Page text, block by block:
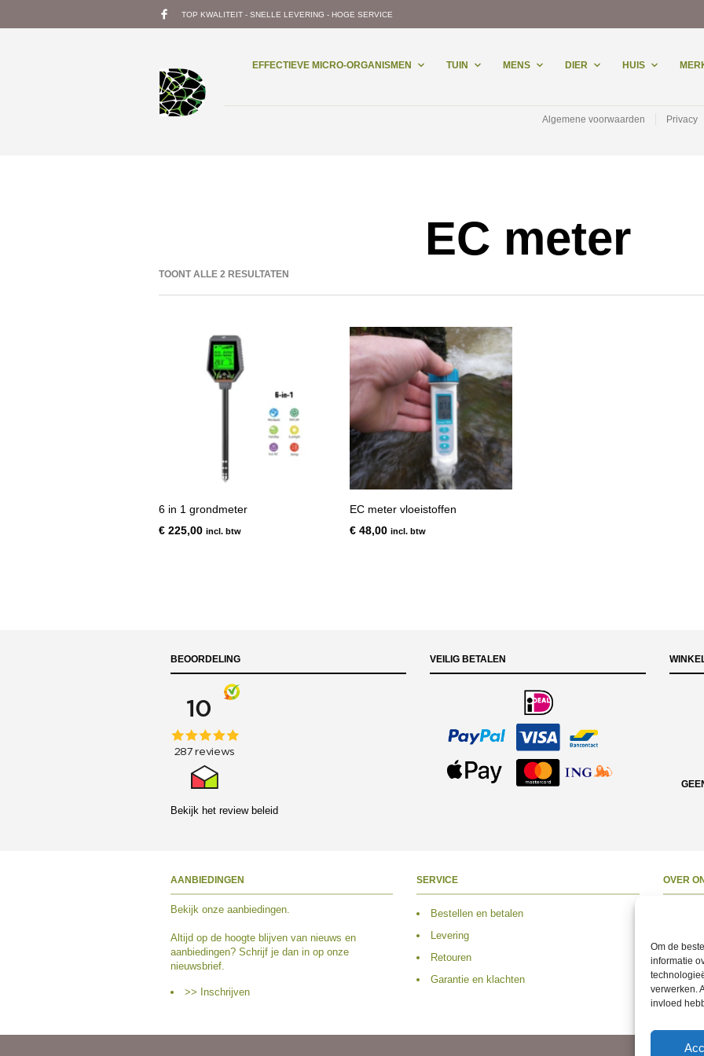
Om de
informatie
verwerken.
invloed
TOP KWALITEIT - SNELLE LEVERING - HOGE SERVICE
EFFECTIEVE MICRO-ORGANISMEN TUIN MENS DIER HUIS
Algemene voorwaarden Privacy
EC meter
TOONT ALLE 2 RESULTATEN
6 in 1 grondmeter
€ 225,00 incl. btw
EC meter vloeistoffen
€48,00 incl. btw
BEOORDELING
Bekijk het review beleid
VEILIG BETALEN
AANBIEDINGEN
Bekijk onze aanbiedingen.
Altijd op de hoogte blijven van nieuws en
aanbiedingen? Schrijf je dan in op onze
nieuwsbrief.
>> Inschrijven
SERVICE
Bestellen en betalen
Levering
Retouren
Garantie en klachten
OVER
Volg